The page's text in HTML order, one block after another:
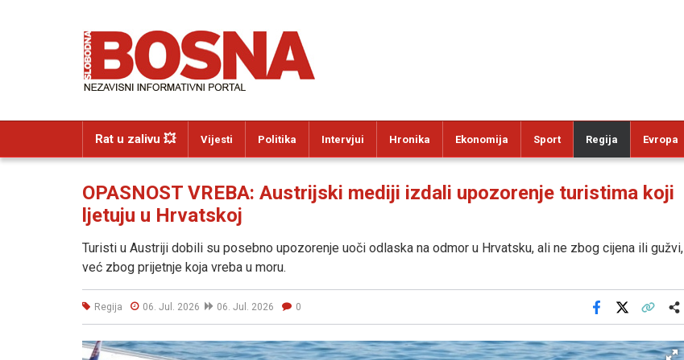
Rat u zalivu 💥 Vijesti Politika Intervjui Hronika Ekonomija Sport Regija Evropa
OPASNOST VREBA: Austrijski mediji izdali upozorenje turistima koji
ljetuju u Hrvatskoj
Turisti u Austriji dobili su posebno upozorenje uoči odlaska na odmor u Hrvatsku, ali ne zbog cijena ili gužvi,
već zbog prijetnje koja vreba u moru.
Regija 06. Jul. 2026 06. Jul. 2026 0
Facebook